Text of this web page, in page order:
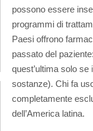
possono essere
programmi di
Paesi offrono
passato del
quest’ultima solo se
sostanze). Chi fa
completamente
dell’America latina.